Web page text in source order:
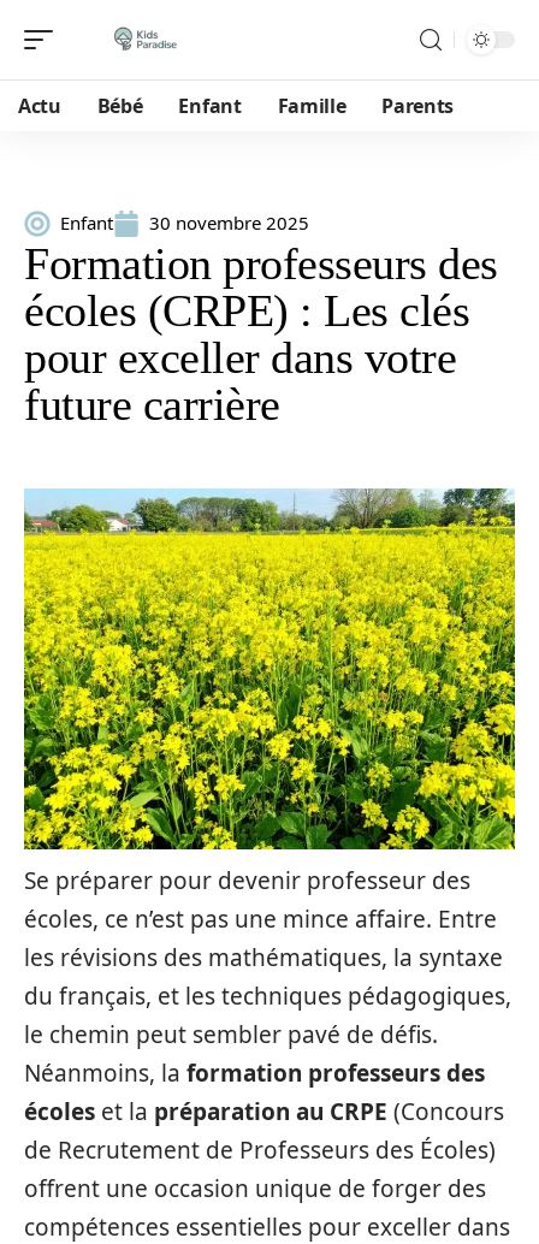
Actu Bébé Enfant Famille Parents
Enfant 30 novembre 2025
Formation professeurs des
écoles (CRPE) : Les clés
pour exceller dans votre
future carrière
Se préparer pour devenir professeur des
écoles, ce n’est pas une mince affaire. Entre
les révisions des mathématiques, la syntaxe
du français, et les techniques pédagogiques,
le chemin peut sembler pavé de défis.
Néanmoins, la formation professeurs des
écoles et la préparation au CRPE (Concours
de Recrutement de Professeurs des Écoles)
offrent une occasion unique de forger des
compétences essentielles pour exceller dans